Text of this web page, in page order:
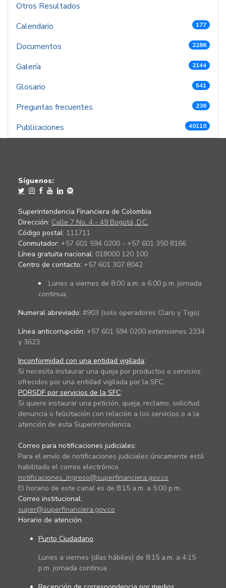
Otros Resultados
Calendario
177
Documentos 2286
Galería 2144
Glosario 541
Preguntas frecuentes 236
Publicaciones 40110
Síguenos:
Superintendencia Financiera de Colombia
Dirección: Calle 7 No. 4 - 49 Bogotá, D.C.
Código postal: 111711
Conmutador: +57 601 594 0200 - +57 601 350 8166
Línea gratuita nacional: 018000 120 100
Centro de contacto: +57 601 307 8042
Lunes a viernes de 8:00 a.m. a 6:00 p.m. jornada
continua.
Numeral abreviado: #903 (solo operadores Claro y Tigo)
Línea anticorrupción: +57 601 594 0200 extensiones 2334
y 3623
Inconformidad con una entidad vigilada:
Si necesita instaurar una queja por productos o servicios
ofrecidos por una entidad vigilada por la SFC.
PQRSDF por servicios de la SFC:
Si quiere instaurar una petición, queja, reclamo, solicitud,
denuncia o felicitación con relación a los servicios o a la
atención de esta Superintendencia.
Correo para notificaciones judiciales:
Para el envío de notificaciones judiciales únicamente está
habilitado el correo electrónico
notificaciones_ingreso@superfinanciera.gov.co
El horario de este canal es de 8:15 a.m. a 5:00 p.m.
Correo institucional:
super@superfinanciera.gov.co
Horario de atención
Punto Ciudadano:
Lunes a viernes (días hábiles) de 8:15 a.m. a 4:15
p.m. jornada continua